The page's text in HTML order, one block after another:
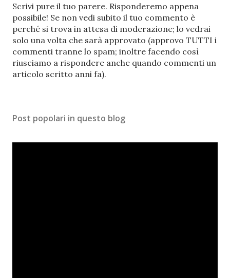
P
o
s
t
a
u
n
m
n
Scrivi pure il tuo parere. Risponderemo appena
possibile! Se non vedi subito il tuo commento è
perché si trova in attesa di moderazione; lo vedrai
solo una volta che sarà approvato (approvo TUTTI i
commenti tranne lo spam; inoltre facendo così
riusciamo a rispondere anche quando commenti un
articolo scritto anni fa).
Post popolari in questo blog